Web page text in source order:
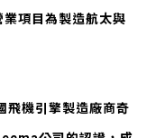
項目為製造航太與
飛機引擎製造廠商奇